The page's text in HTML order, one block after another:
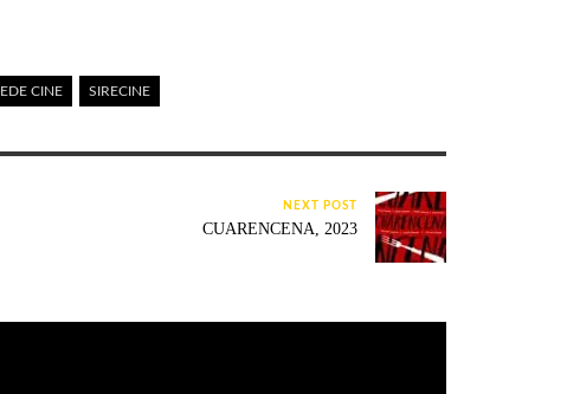
CINE SIRECINE
NEXT POST
CUARENCENA, 2023